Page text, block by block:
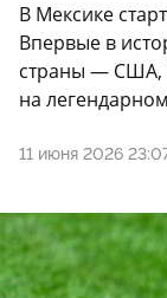
В Мексике
Впервые в
страны — США,
на
11 июня 2026